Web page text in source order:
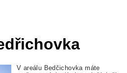
V areálu Bedčichovka máte